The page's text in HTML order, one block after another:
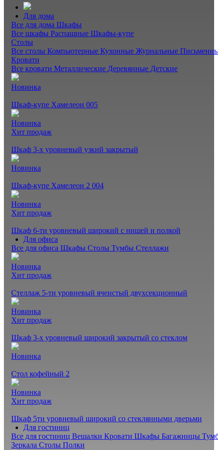
Для дома
Все для дома Шкафы
Все шкафы Распашные Шкафы-купе
Столы
Все столы Компьютерные Кухонные Журнальные
Кровати
Все кровати Металлические Деревянные Детские
Новинка
Шкаф-купе Хамелеон 005
Новинка
Хит продаж
Шкаф 3-х уровневый узкий закрытый
Новинка
Шкаф-купе Хамелеон 2 004
Новинка
Хит продаж
Шкаф 6-ти уровневый широкий с нишей и полкой
Для офиса
Все для офиса Шкафы Столы Тумбы Стеллажи
Новинка
Хит продаж
Стеллаж 5-ти уровневый ячеистый двухсекционный
Новинка
Хит продаж
Шкаф 3-х уровневый широкий закрытый со стеклом
Новинка
Стол кофейный 2
Новинка
Хит продаж
Шкаф 5ти уровневый широкий со стеклянными дверьми
Для гостиниц
Все для гостиниц Вешалки Кровати Шкафы Багажницы
Зеркала Столы Полки